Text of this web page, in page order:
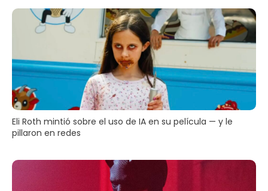
Eli Roth mintió sobre el uso de IA en su película — y le
pillaron en redes